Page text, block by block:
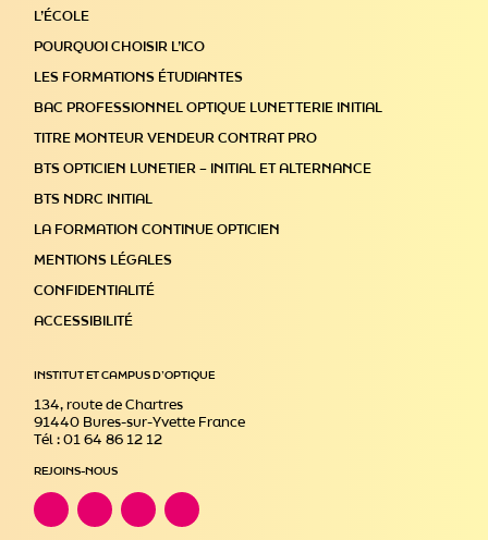
L’ÉCOLE
POURQUOI CHOISIR L’ICO
LES FORMATIONS ÉTUDIANTES
BAC PROFESSIONNEL OPTIQUE LUNETTERIE INITIAL
TITRE MONTEUR VENDEUR CONTRAT PRO
BTS OPTICIEN LUNETIER – INITIAL ET ALTERNANCE
BTS NDRC INITIAL
LA FORMATION CONTINUE OPTICIEN
MENTIONS LÉGALES
CONFIDENTIALITÉ
ACCESSIBILITÉ
INSTITUT ET CAMPUS D’OPTIQUE
134, route de Chartres
91440 Bures-sur-Yvette France
Tél : 01 64 86 12 12
REJOINS-NOUS